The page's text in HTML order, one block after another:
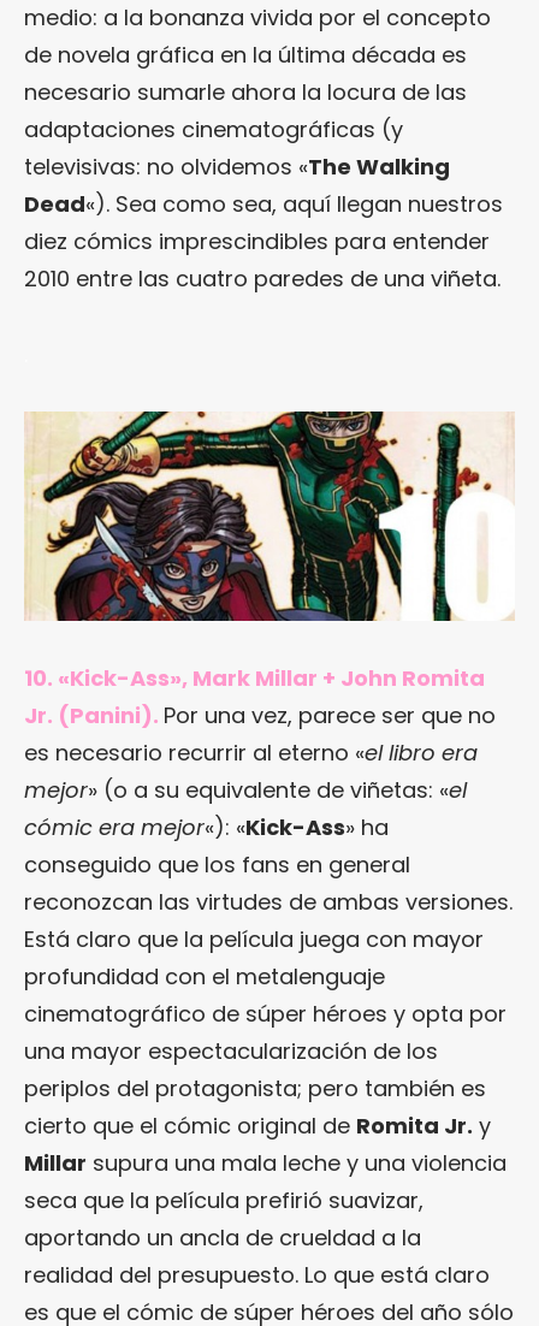
medio: a la bonanza vivida por el concepto
de novela gráfica en la última década es
necesario sumarle ahora la locura de las
adaptaciones cinematográficas (y
televisivas: no olvidemos «The Walking
Dead«). Sea como sea, aquí llegan nuestros
diez cómics imprescindibles para entender
2010 entre las cuatro paredes de una viñeta.
10. «Kick-Ass», Mark Millar + John Romita
Jr. (Panini). Por una vez, parece ser que no
es necesario recurrir al eterno «el libro era
mejor» (o a su equivalente de viñetas: «el
cómic era mejor«): «Kick-Ass» ha
conseguido que los fans en general
reconozcan las virtudes de ambas versiones.
Está claro que la película juega con mayor
profundidad con el metalenguaje
cinematográfico de súper héroes y opta por
una mayor espectacularización de los
periplos del protagonista; pero también es
cierto que el cómic original de Romita Jr. y
Millar supura una mala leche y una violencia
seca que la película prefirió suavizar,
aportando un ancla de crueldad a la
realidad del presupuesto. Lo que está claro
es que el cómic de súper héroes del año sólo